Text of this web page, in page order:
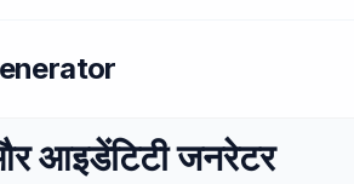
आइडेंटिटी जनरेटर